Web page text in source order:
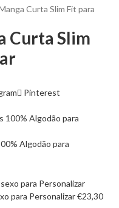
Curta Slim Fit para
Curta Slim
Pinterest
Algodão para
para Personalizar€23,30